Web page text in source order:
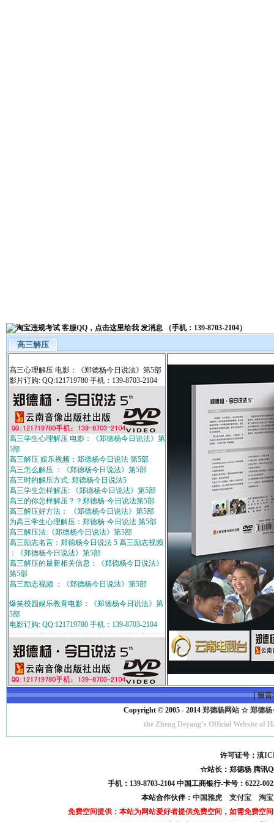
高三解压
高三心理解压 电影：《郑德杨今日说法》第5部
影片订购: QQ:121719780 手机：139-8703-2104
高三学生心理解压 电影：《郑德杨今日说法》第
5部
高三解压 娱乐视频：郑德杨今日说法 第5部
高三怎么解压 ：《郑德杨今日说法》第5部
高三时的解压方式: 郑德杨今日说法5
高三学生怎样解压: 《郑德杨今日说法》第5部
高三的你怎样解压？？郑德杨·今日说法第5部
高三解压好方法： 《郑德杨今日说法》第5部
为高三学生心理解压：郑德杨·今日说法 第5部
高三解压法:《郑德杨今日说法》第5部
高三励志名言：郑德杨今日说法 5 高三励志视频
：《郑德杨今日说法》第5部
高三解压的最新相关信息：《郑德杨今日说法》
第5部
高三励志视频 ：《郑德杨今日说法》第5部
爆笑校园娱乐教育电影：《郑德杨今日说法》第
5部
电影订购: QQ:121719780 手机：139-8703-2104
|留言
Copyright © 2005 - 2014 郑德杨网站 ☆ 郑德杨
the Zheng Deyang’s Official Website
许可证号：滇
☆站长：郑德杨 腾讯
手机：139-8703-2104 中国工商银行-卡号：6222-
本站合作伙伴： 中国雅虎 支付宝
淘
免费空间提供：本站为网站爱好者提供免费空间，如需免费空